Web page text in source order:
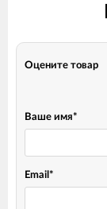
Оцените товар
Ваше имя*
Email *